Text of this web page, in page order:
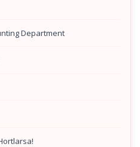
Department